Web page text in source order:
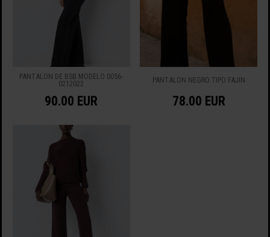
PANTALÓN DE BSB MODELO 0056-
0212022
90.00 EUR
PANTALÓN NEGRO TIPO FAJIN
78.00 EUR